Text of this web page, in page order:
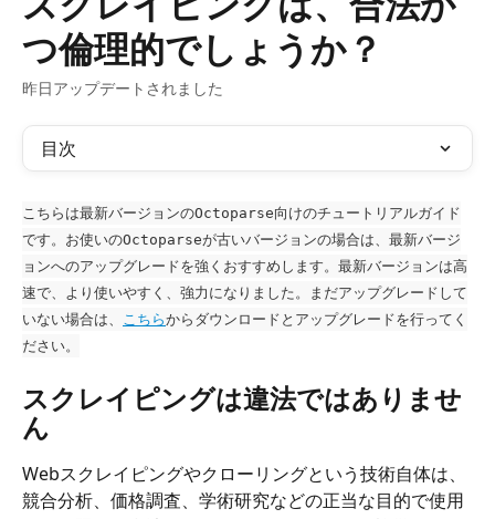
つ倫理的でしょうか？
昨日アップデートされました
目次
こちらは最新バージョンのOctoparse向けのチュートリアルガイド
です。お使いのOctoparseが古いバージョンの場合は、最新バージ
ョンへのアップグレードを強くおすすめします。最新バージョンは高
速で、より使いやすく、強力になりました。まだアップグレードして
いない場合は、 こちらからダウンロードとアップグレードを行ってく
ださい。
スクレイピングは違法ではありませ
ん
Webスクレイピングやクローリングという技術自体は、
競合分析、価格調査、学術研究などの正当な目的で使用